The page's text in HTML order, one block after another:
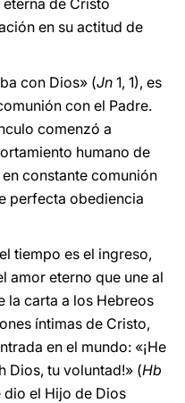
de Cristo
en su actitud de
con Dios» (Jn 1, 1), es
con el Padre.
comenzó a
humano de
constante comunión
perfecta obediencia
tiempo es el ingreso,
amor eterno que une al
la carta a los Hebreos
íntimas de Cristo,
en el mundo: «¡He
Dios, tu voluntad!» (Hb
dio el Hijo de Dios